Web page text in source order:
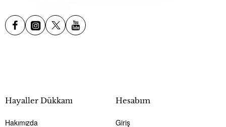
helyum tüpü kullanmanızı öneriyoruz.
Hayaller Dükkanı
Hakımızda
Hesabım
Giriş